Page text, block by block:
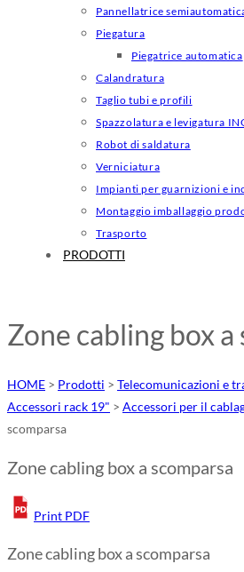
Pannellatrice
Piegatura
Piegatrice automatica
Calandratura
Taglio tubi e profili
Spazzolatura e levigatura
Robot di saldatura
Verniciatura
Impianti per guarnizioni e
Montaggio imballaggio
Trasporto
PRODOTTI
Zone cabling box a
HOME > Prodotti > Telecomunicazioni e
Accessori rack 19" > Accessori per il
scomparsa
Zone cabling box a scomparsa
Print PDF
Zone cabling box a scomparsa